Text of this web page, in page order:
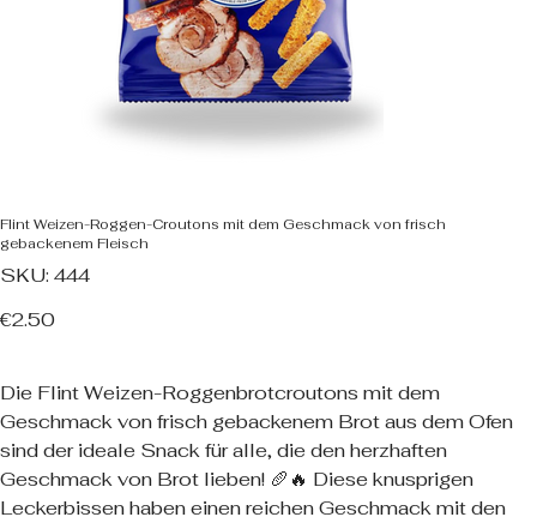
Flint Weizen-Roggen-Croutons mit dem Geschmack von frisch
gebackenem Fleisch
SKU:
SKU
444
444
Price
€2.50
Die Flint Weizen-Roggenbrotcroutons mit dem
Geschmack von frisch gebackenem Brot aus dem Ofen
sind der ideale Snack für alle, die den herzhaften
Geschmack von Brot lieben! 🥖🔥 Diese knusprigen
Leckerbissen haben einen reichen Geschmack mit den